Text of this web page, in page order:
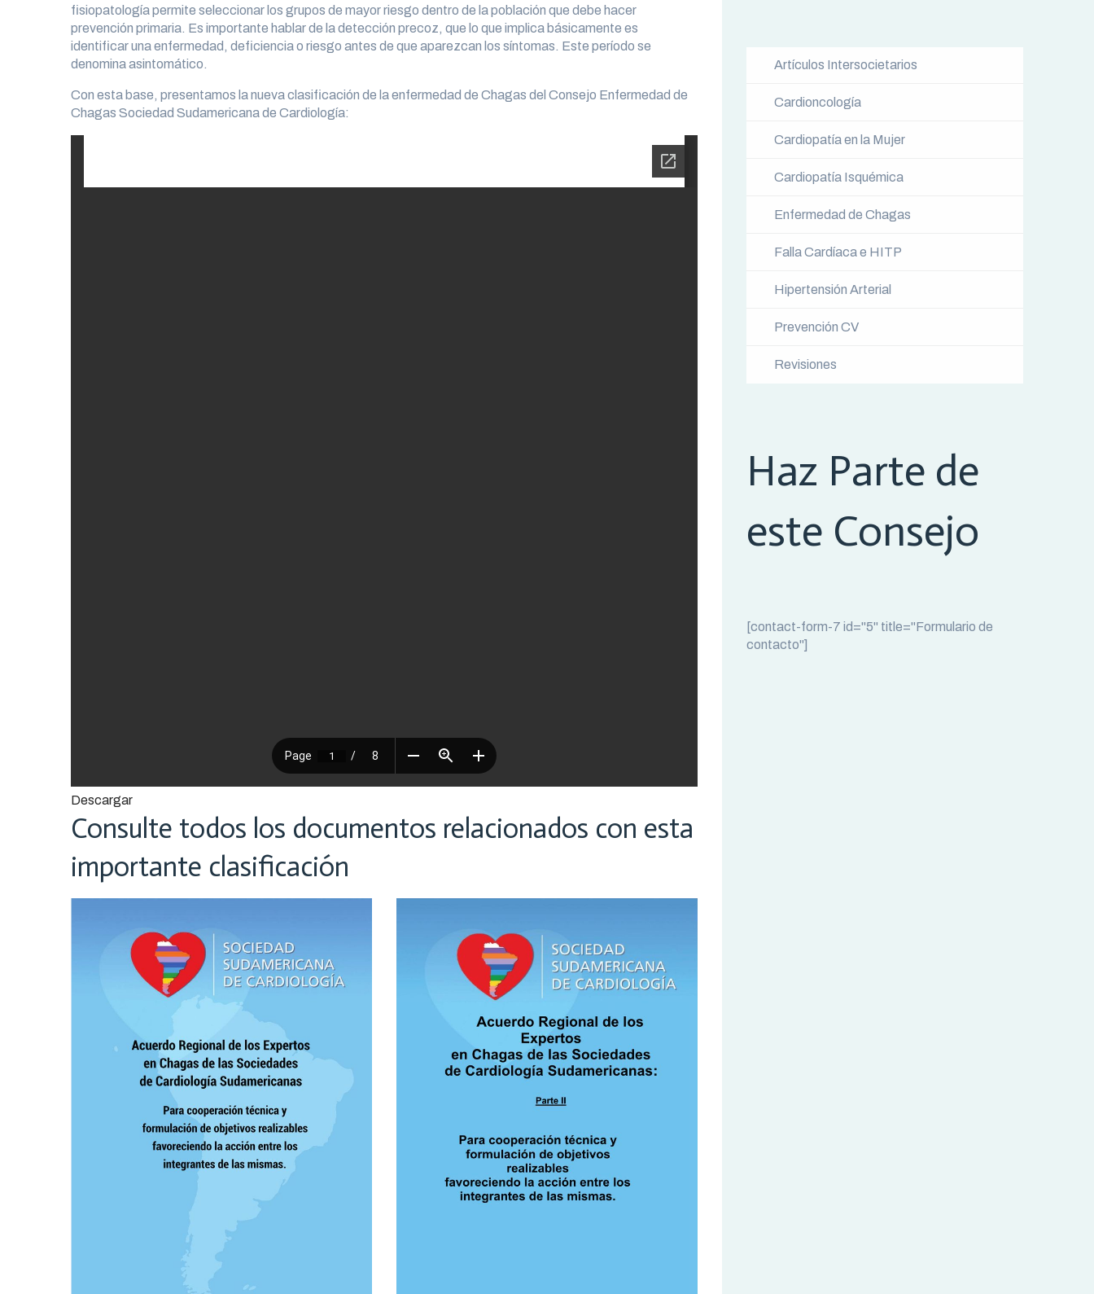
fisiopatología permite seleccionar los grupos de mayor riesgo dentro de la población que debe hacer
prevención primaria. Es importante hablar de la detección precoz, que lo que implica básicamente es
identificar una enfermedad, deficiencia o riesgo antes de que aparezcan los síntomas. Este período se
denomina asintomático.
Con esta base, presentamos la nueva clasificación de la enfermedad de Chagas del Consejo Enfermedad de
Chagas Sociedad Sudamericana de Cardiología:
Descargar
Consulte todos los documentos relacionados con esta
importante clasificación
Artículos Intersocietarios
Cardioncología
Cardiopatía en la Mujer
Cardiopatía Isquémica
Enfermedad de Chagas
Falla Cardíaca e HITP
Hipertensión Arterial
Prevención CV
Revisiones
Haz Parte de
este Consejo
[contact-form-7 id="5" title="Formulario de
contacto"]